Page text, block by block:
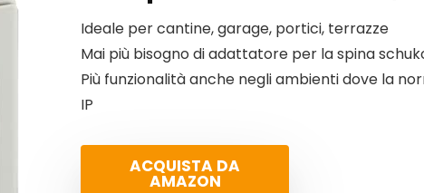
Ideale per cantine, garage, portici, terrazze
Mai più bisogno di adattatore per la spina
Più funzionalità anche negli ambienti dove la
IP
ACQUISTA DA
AMAZON